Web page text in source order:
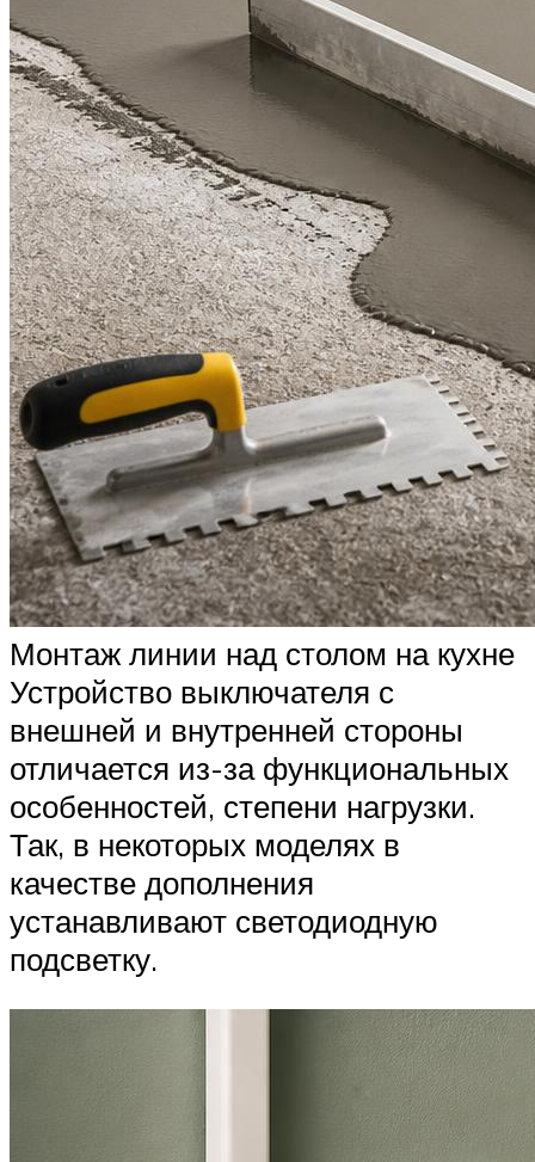
Монтаж линии над столом на кухне
Устройство выключателя с
внешней и внутренней стороны
отличается из-за функциональных
особенностей, степени нагрузки.
Так, в некоторых моделях в
качестве дополнения
устанавливают светодиодную
подсветку.